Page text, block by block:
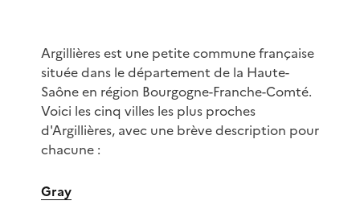
Argillières est une petite commune française
située dans le département de la Haute-
Saône en région Bourgogne-Franche-Comté.
Voici les cinq villes les plus proches
d'Argillières, avec une brève description pour
chacune :
Gray